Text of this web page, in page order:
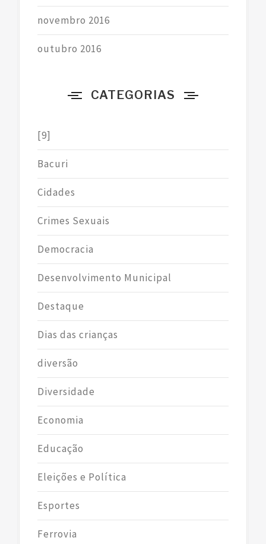
novembro 2016
outubro 2016
CATEGORIAS
[9]
Bacuri
Cidades
Crimes Sexuais
Democracia
Desenvolvimento Municipal
Destaque
Dias das crianças
diversão
Diversidade
Economia
Educação
Eleições e Política
Esportes
Ferrovia